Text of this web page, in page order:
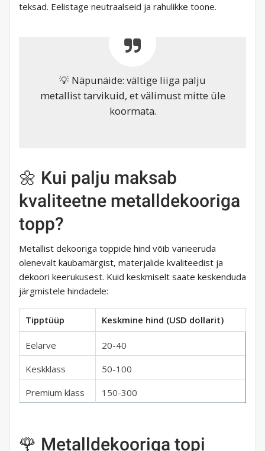
teksad. Eelistage neutraalseid ja rahulikke toone.
💡 Näpunäide: vältige liiga palju
metallist tarvikuid, et välimust mitte üle
koormata.
🌼 Kui palju maksab
kvaliteetne metalldekooriga
topp?
Metallist dekooriga toppide hind võib varieeruda
olenevalt kaubamärgist, materjalide kvaliteedist ja
dekoori keerukusest. Kuid keskmiselt saate keskenduda
järgmistele hindadele:
Tipptüüp Keskmine hind (USD dollarit)
Eelarve
20-40
Keskklass
50-100
Premium klass
150-300
🌹 Metalldekooriga topi